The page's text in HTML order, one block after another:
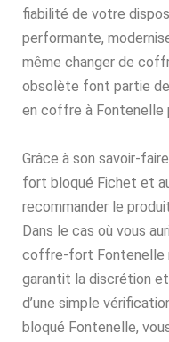
fiabilité de votre
performante,
même changer de
obsolète font partie
en coffre à Fontenelle
Grâce à son savoir-
fort bloqué Fichet et
recommander le
Dans le cas où vous
coffre-fort Fontenelle
garantit la discrétion et
d’une simple
bloqué Fontenelle,